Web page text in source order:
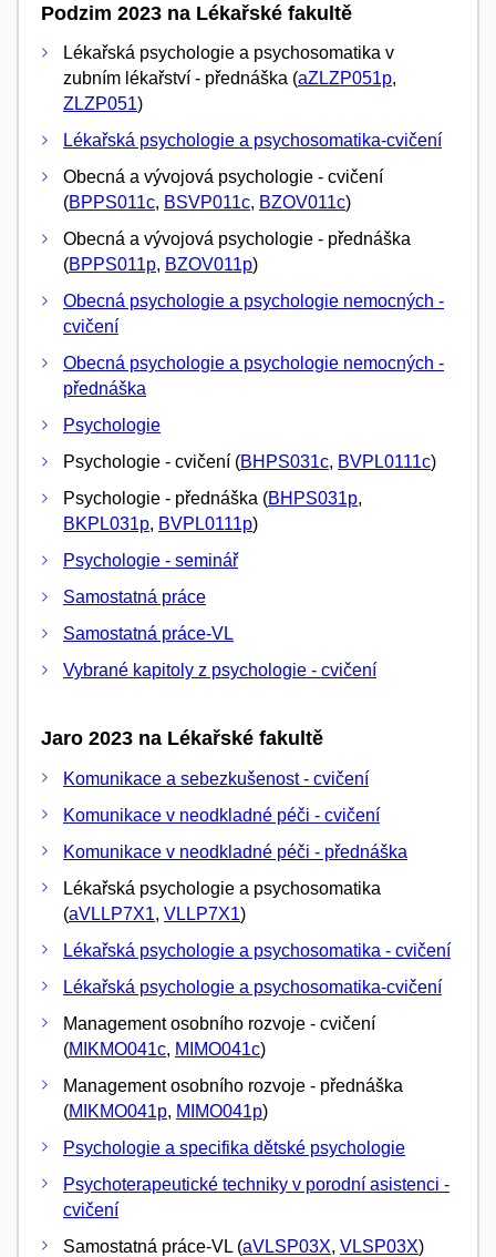
Podzim 2023 na Lékařské fakultě
Lékařská psychologie a psychosomatika v
zubním lékařství - přednáška (aZLZP051p,
ZLZP051)
Lékařská psychologie a psychosomatika-cvičení
Obecná a vývojová psychologie - cvičení
(BPPS011c, BSVP011c, BZOV011c)
Obecná a vývojová psychologie - přednáška
(BPPS011p, BZOV011p)
Obecná psychologie a psychologie nemocných -
cvičení
Obecná psychologie a psychologie nemocných -
přednáška
Psychologie
Psychologie - cvičení (BHPS031c, BVPL0111c)
Psychologie - přednáška (BHPS031p,
BKPL031p, BVPL0111p)
Psychologie - seminář
Samostatná práce
Samostatná práce-VL
Vybrané kapitoly z psychologie - cvičení
Jaro 2023 na Lékařské fakultě
Komunikace a sebezkušenost - cvičení
Komunikace v neodkladné péči - cvičení
Komunikace v neodkladné péči - přednáška
Lékařská psychologie a psychosomatika
(aVLLP7X1, VLLP7X1)
Lékařská psychologie a psychosomatika - cvičení
Lékařská psychologie a psychosomatika-cvičení
Management osobního rozvoje - cvičení
(MIKMO041c, MIMO041c)
Management osobního rozvoje - přednáška
(MIKMO041p, MIMO041p)
Psychologie a specifika dětské psychologie
Psychoterapeutické techniky v porodní asistenci -
cvičení
Samostatná práce-VL (aVLSP03X, VLSP03X)